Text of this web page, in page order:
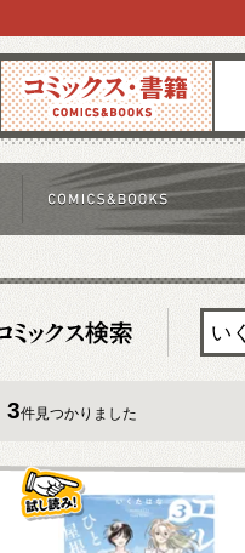
コミックス 雑誌
3件見つかりました